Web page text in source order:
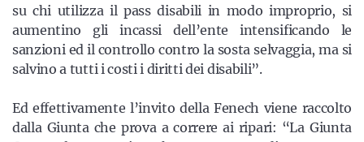
su chi utilizza il pass disabili in modo improprio, si
aumentino gli incassi dell’ente intensificando le
sanzioni ed il controllo contro la sosta selvaggia, ma si
salvino a tutti i costi i diritti dei disabili”.
Ed effettivamente l’invito della Fenech viene raccolto
dalla Giunta che prova a correre ai ripari: “La Giunta